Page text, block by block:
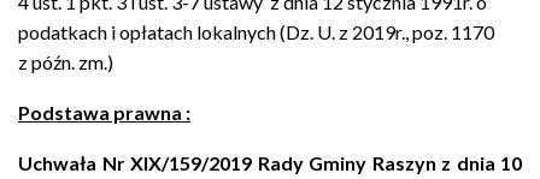
podatkach i opłatach lokalnych (Dz. U. z 2019r., poz. 1170
z późn. zm.)
Podstawa prawna :
Uchwała Nr XIX/159/2019 Rady Gminy Raszyn z dnia 10